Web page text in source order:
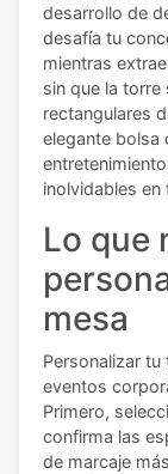
desarrollo de
desafía tu
mientras
sin que la
rectangulares
elegante bolsa
inolvidables en
Lo que
mesa
Personalizar
eventos
Primero,
confirma las
de marcaje